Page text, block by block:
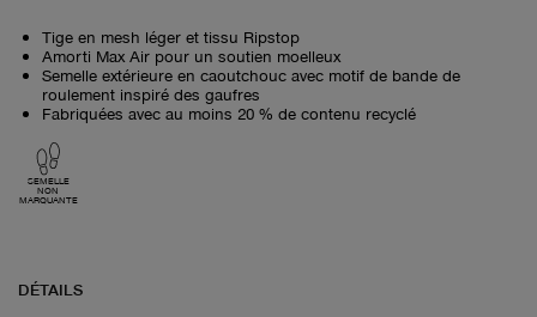
Tige en mesh léger et tissu Ripstop
Amorti Max Air pour un soutien moelleux
Semelle extérieure en caoutchouc avec motif de bande de
roulement inspiré des gaufres
Fabriquées avec au moins 20 % de contenu recyclé
SEMELLE
NON
MARQUANTE
DÉTAILS